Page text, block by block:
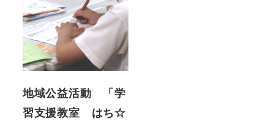
地域公益活動 「学
習支援教室 はち☆